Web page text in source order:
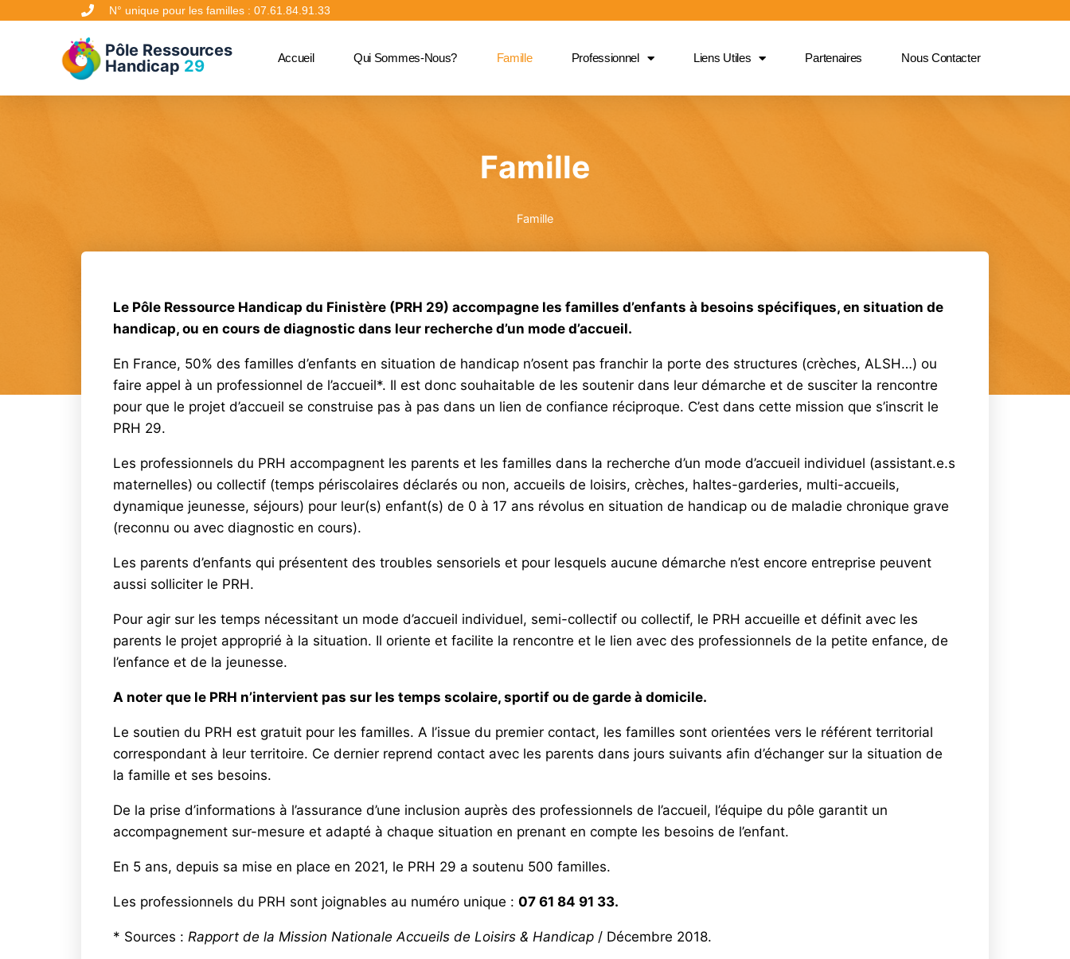
N° unique pour les familles : 07.61.84.91.33
Pôle Ressources
Handicap 29 Accueil Qui Sommes-Nous? Famille Professionnel Liens Utiles Partenaires Nous Contacter
Famille
Famille
Le Pôle Ressource Handicap du Finistère (PRH 29) accompagne les familles d’enfants à besoins spécifiques, en situation de
handicap, ou en cours de diagnostic dans leur recherche d’un mode d’accueil.
En France, 50% des familles d’enfants en situation de handicap n’osent pas franchir la porte des structures (crèches, ALSH…) ou
faire appel à un professionnel de l’accueil*. Il est donc souhaitable de les soutenir dans leur démarche et de susciter la rencontre
pour que le projet d’accueil se construise pas à pas dans un lien de confiance réciproque. C’est dans cette mission que s’inscrit le
PRH 29.
Les professionnels du PRH accompagnent les parents et les familles dans la recherche d’un mode d’accueil individuel (assistant.e.s
maternelles) ou collectif (temps périscolaires déclarés ou non, accueils de loisirs, crèches, haltes-garderies, multi-accueils,
dynamique jeunesse, séjours) pour leur(s) enfant(s) de 0 à 17 ans révolus en situation de handicap ou de maladie chronique grave
(reconnu ou avec diagnostic en cours).
Les parents d’enfants qui présentent des troubles sensoriels et pour lesquels aucune démarche n’est encore entreprise peuvent
aussi solliciter le PRH.
Pour agir sur les temps nécessitant un mode d’accueil individuel, semi-collectif ou collectif, le PRH accueille et définit avec les
parents le projet approprié à la situation. Il oriente et facilite la rencontre et le lien avec des professionnels de la petite enfance, de
l’enfance et de la jeunesse.
A noter que le PRH n’intervient pas sur les temps scolaire, sportif ou de garde à domicile.
Le soutien du PRH est gratuit pour les familles. A l’issue du premier contact, les familles sont orientées vers le référent territorial
correspondant à leur territoire. Ce dernier reprend contact avec les parents dans jours suivants afin d’échanger sur la situation de
la famille et ses besoins.
De la prise d’informations à l’assurance d’une inclusion auprès des professionnels de l’accueil, l’équipe du pôle garantit un
accompagnement sur-mesure et adapté à chaque situation en prenant en compte les besoins de l’enfant.
En 5 ans, depuis sa mise en place en 2021, le PRH 29 a soutenu 500 familles.
Les professionnels du PRH sont joignables au numéro unique : 07 61 84 91 33.
* Sources : Rapport de la Mission Nationale Accueils de Loisirs & Handicap / Décembre 2018.